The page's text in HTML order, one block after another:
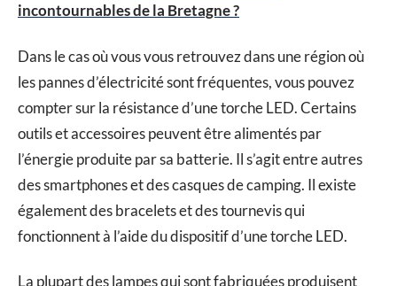
incontournables de la Bretagne ?
Dans le cas où vous vous retrouvez dans une région où
les pannes d’électricité sont fréquentes, vous pouvez
compter sur la résistance d’une torche LED. Certains
outils et accessoires peuvent être alimentés par
l’énergie produite par sa batterie. Il s’agit entre autres
des smartphones et des casques de camping. Il existe
également des bracelets et des tournevis qui
fonctionnent à l’aide du dispositif d’une torche LED.
La plupart des lampes qui sont fabriquées produisent